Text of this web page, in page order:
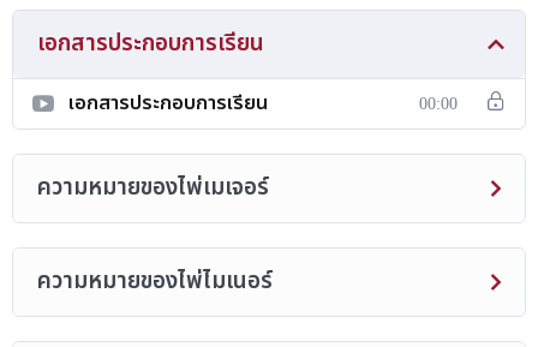
เอกสารประกอบการเรียน
เอกสารประกอบการเรียน 00:00
ความหมายของไพ่เมเจอร์
ความหมายของไพ่ไมเนอร์